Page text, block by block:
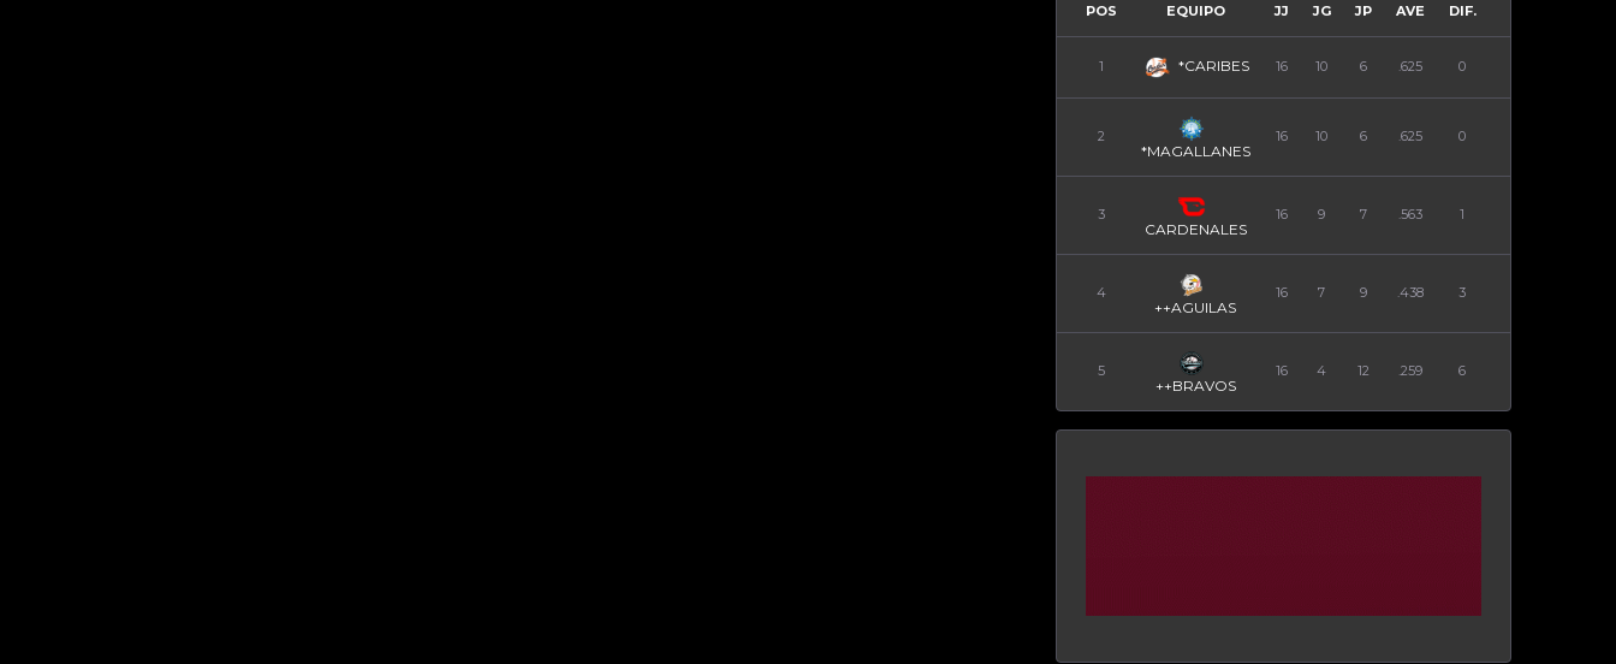
POS EQUIPO JJ JG JP AVE DIF.
1 *CARIBES 16 10 6 .625 0
2
*MAGALLANES
16 10 6 .625 0
3
CARDENALES
16 9 7 .563 1
4
++AGUILAS
16 7 9 .438 3
5
++BRAVOS
16 4 12 .259 6